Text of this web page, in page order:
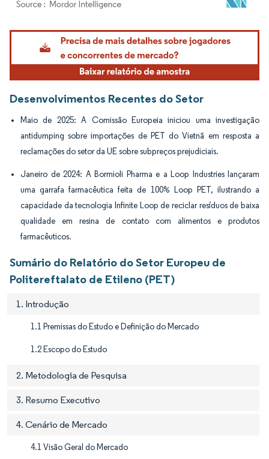
Imagem © Mordor Intelligence. O reuso requer atribuição conforme CC BY 4.0.
Desenvolvimentos Recentes do Setor
Maio de 2025: A Comissão Europeia iniciou uma investigação
antidumping sobre importações de PET do Vietnã em resposta a
reclamações do setor da UE sobre subpreços prejudiciais.
Janeiro de 2024: A Bormioli Pharma e a Loop Industries lançaram
uma garrafa farmacêutica feita de 100% Loop PET, ilustrando a
capacidade da tecnologia Infinite Loop de reciclar resíduos de baixa
qualidade em resina de contato com alimentos e produtos
farmacêuticos.
Sumário do Relatório do Setor Europeu de
Politereftalato de Etileno (PET)
1. Introdução
1.1 Premissas do Estudo e Definição do Mercado
1.2 Escopo do Estudo
2. Metodologia de Pesquisa
3. Resumo Executivo
4. Cenário de Mercado
4.1 Visão Geral do Mercado